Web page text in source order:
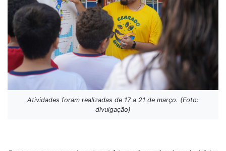
Atividades foram realizadas de 17 a 21 de março. (Foto:
divulgação)